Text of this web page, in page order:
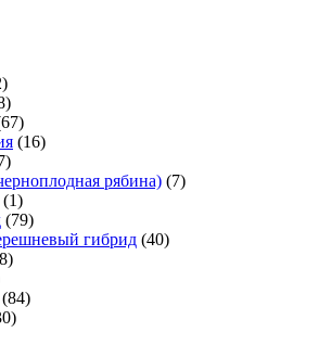
(16)
рябина) (7)
(1)
(79)
гибрид (40)
(84)